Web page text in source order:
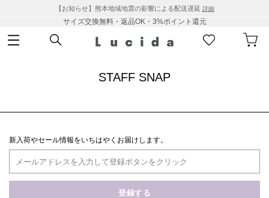
【お知らせ】熊本地域地震の影響による配送遅延 詳細
サイズ交換無料・返品OK・3%ポイント還元
STAFF SNAP
新入荷やセール情報をいちはやくお届けします。
登録する